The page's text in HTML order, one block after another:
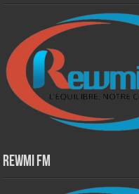
Rewmi Fm